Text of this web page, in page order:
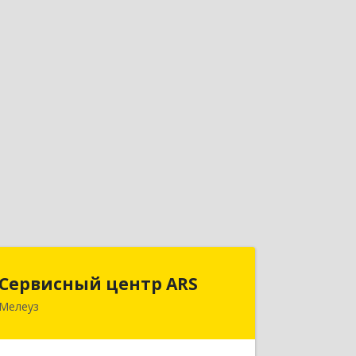
Сервисный центр ARS
Мелеуз
Сервисный центр ARS